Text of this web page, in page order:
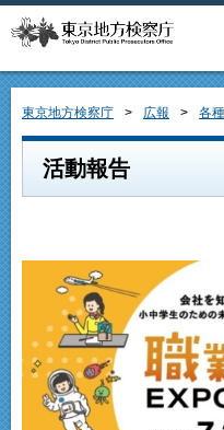
東京地方検察庁 広報 各
活動報告